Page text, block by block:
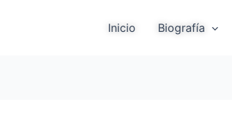
Inicio Biografía